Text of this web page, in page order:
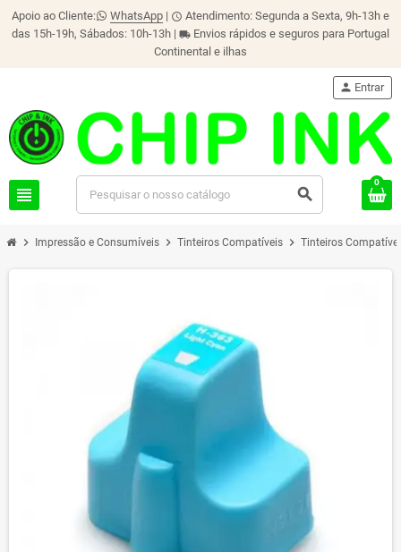
Apoio ao Cliente: WhatsApp | schedule Atendimento: Segunda a Sexta, 9h-13h e
das 15h-19h, Sábados: 10h-13h | local_shipping Envios rápidos e seguros para Portugal
Continental e ilhas
view_headline search
person Entrar
0
chevron_right Impressão e Consumíveis chevron_right Tinteiros Compatíveis chevron_right Tinteiros